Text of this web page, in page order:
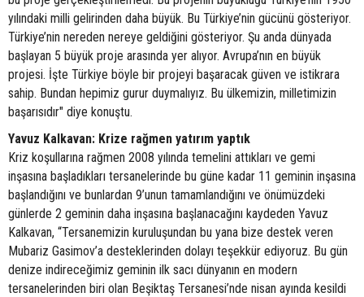
yılındaki milli gelirinden daha büyük. Bu Türkiye’nin gücünü gösteriyor.
Türkiye’nin nereden nereye geldiğini gösteriyor. Şu anda dünyada
başlayan 5 büyük proje arasında yer alıyor. Avrupa’nın en büyük
projesi. İşte Türkiye böyle bir projeyi başaracak güven ve istikrara
sahip. Bundan hepimiz gurur duymalıyız. Bu ülkemizin, milletimizin
başarısıdır" diye konuştu.
Yavuz Kalkavan: Krize rağmen yatırım yaptık
Kriz koşullarına rağmen 2008 yılında temelini attıkları ve gemi
inşasına başladıkları tersanelerinde bu güne kadar 11 geminin inşasına
başlandığını ve bunlardan 9’unun tamamlandığını ve önümüzdeki
günlerde 2 geminin daha inşasına başlanacağını kaydeden Yavuz
Kalkavan, “Tersanemizin kuruluşundan bu yana bize destek veren
Mubariz Gasimov’a desteklerinden dolayı teşekkür ediyoruz. Bu gün
denize indireceğimiz geminin ilk sacı dünyanın en modern
tersanelerinden biri olan Beşiktaş Tersanesi’nde nisan ayında kesildi